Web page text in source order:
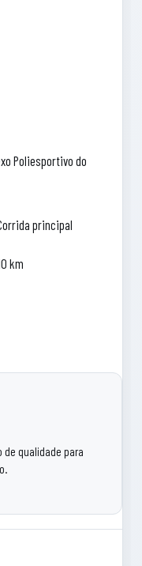
Poliesportivo do
principal
km
de qualidade para